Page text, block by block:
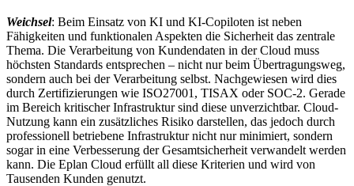
Weichsel: Beim Einsatz von KI und KI-Copiloten ist neben
Fähigkeiten und funktionalen Aspekten die Sicherheit das zentrale
Thema. Die Verarbeitung von Kundendaten in der Cloud muss
höchsten Standards entsprechen – nicht nur beim Übertragungsweg,
sondern auch bei der Verarbeitung selbst. Nachgewiesen wird dies
durch Zertifizierungen wie ISO27001, TISAX oder SOC-2. Gerade
im Bereich kritischer Infrastruktur sind diese unverzichtbar. Cloud-
Nutzung kann ein zusätzliches Risiko darstellen, das jedoch durch
professionell betriebene Infrastruktur nicht nur minimiert, sondern
sogar in eine Verbesserung der Gesamtsicherheit verwandelt werden
kann. Die Eplan Cloud erfüllt all diese Kriterien und wird von
Tausenden Kunden genutzt.